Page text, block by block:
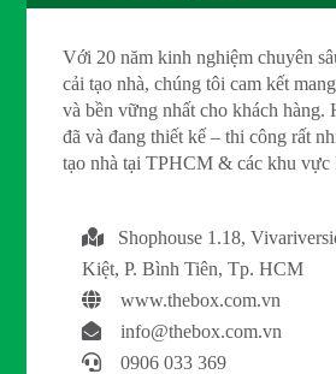
Với 20 năm kinh nghiệm chuyên
cải tạo nhà, chúng tôi cam kết
và bền vững nhất cho khách hàng.
đã và đang thiết kế – thi công rất
tạo nhà tại TPHCM & các khu vực
Shophouse 1.18,
Kiệt, P. Bình Tiên, Tp. HCM
www.thebox.com.vn
info@thebox.com.vn
0906 033 369